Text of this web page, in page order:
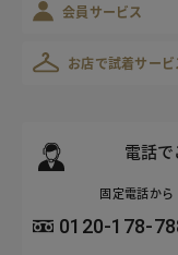
会員サービス
お店で試着サービ
電話
固定電話から
0120-178-